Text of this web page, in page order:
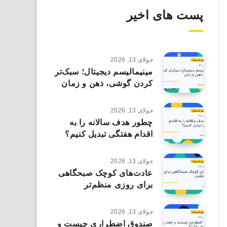
پست های اخیر
جولای 13, 2026
مینیمالیسم دیجیتال؛ سبک‌تر
کردن گوشی، ذهن و زمان
جولای 13, 2026
چطور هدف سالانه را به
اقدام هفتگی تبدیل کنیم؟
جولای 13, 2026
عادت‌های کوچک صبحگاهی
برای روزی منظم‌تر
جولای 13, 2026
صندوق اضطراری چیست و